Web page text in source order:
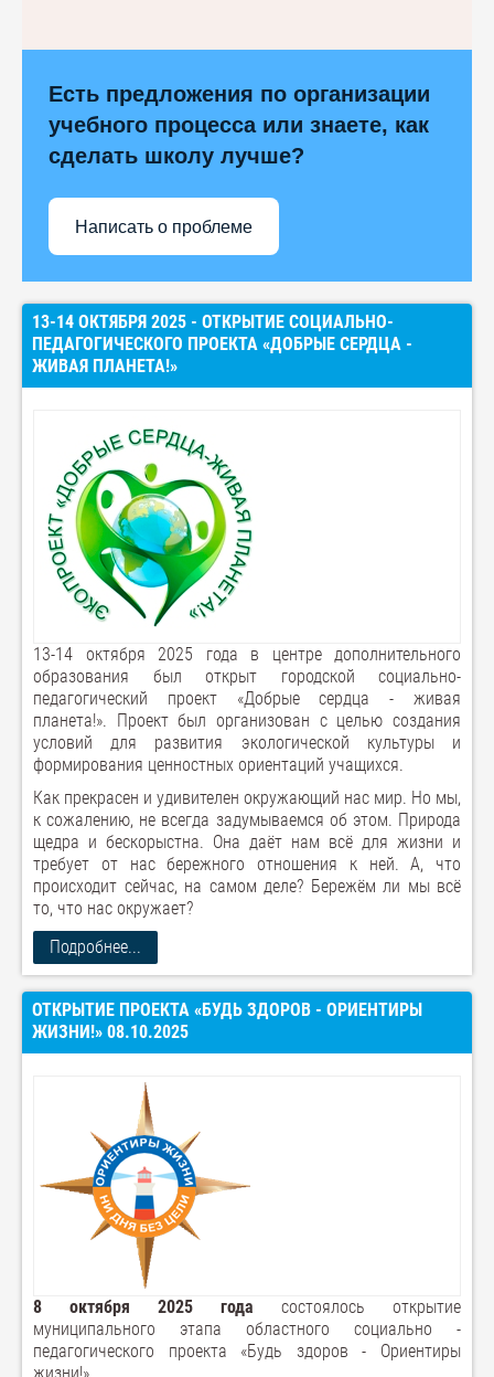
Есть предложения по организации
учебного процесса или знаете, как
сделать школу лучше?
Написать о проблеме
13-14 ОКТЯБРЯ 2025 - ОТКРЫТИЕ СОЦИАЛЬНО-
ПЕДАГОГИЧЕСКОГО ПРОЕКТА «ДОБРЫЕ СЕРДЦА -
ЖИВАЯ ПЛАНЕТА!»
13-14 октября 2025 года в центре дополнительного
образования был открыт городской социально-
педагогический проект «Добрые сердца - живая
планета!». Проект был организован с целью создания
условий для развития экологической культуры и
формирования ценностных ориентаций учащихся.
Как прекрасен и удивителен окружающий нас мир. Но мы,
к сожалению, не всегда задумываемся об этом. Природа
щедра и бескорыстна. Она даёт нам всё для жизни и
требует от нас бережного отношения к ней. А, что
происходит сейчас, на самом деле? Бережём ли мы всё
то, что нас окружает?
Подробнее...
ОТКРЫТИЕ ПРОЕКТА «БУДЬ ЗДОРОВ - ОРИЕНТИРЫ
ЖИЗНИ!» 08.10.2025
8 октября 2025 года состоялось открытие
муниципального этапа областного социально -
педагогического проекта «Будь здоров - Ориентиры